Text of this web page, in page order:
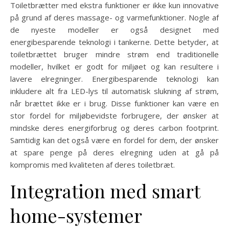
Toiletbrætter med ekstra funktioner er ikke kun innovative
på grund af deres massage- og varmefunktioner. Nogle af
de nyeste modeller er også designet med
energibesparende teknologi i tankerne. Dette betyder, at
toiletbrættet bruger mindre strøm end traditionelle
modeller, hvilket er godt for miljøet og kan resultere i
lavere elregninger. Energibesparende teknologi kan
inkludere alt fra LED-lys til automatisk slukning af strøm,
når brættet ikke er i brug. Disse funktioner kan være en
stor fordel for miljøbevidste forbrugere, der ønsker at
mindske deres energiforbrug og deres carbon footprint.
Samtidig kan det også være en fordel for dem, der ønsker
at spare penge på deres elregning uden at gå på
kompromis med kvaliteten af deres toiletbræt.
Integration med smart
home-systemer